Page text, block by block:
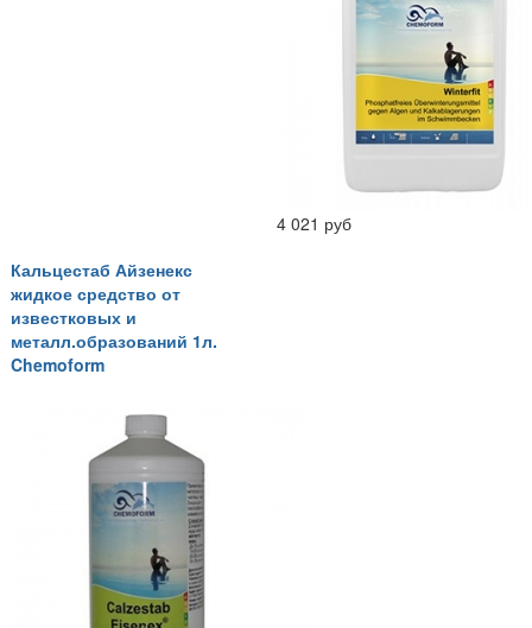
4 021 руб
Кальцестаб Айзенекс
жидкое средство от
известковых и
металл.образований 1л.
Chemoform